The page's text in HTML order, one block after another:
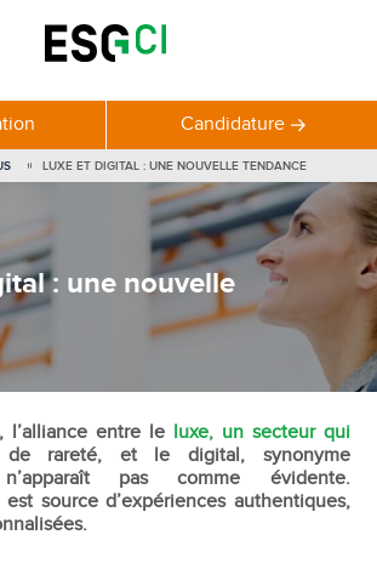
: une nouvelle
LUXE ET DIGITAL : UNE NOUVELLE TENDANCE
l’alliance entre le luxe, un secteur qui
rareté, et le digital, synonyme
n’apparaît pas comme évidente.
source d’expériences authentiques,
Candidature